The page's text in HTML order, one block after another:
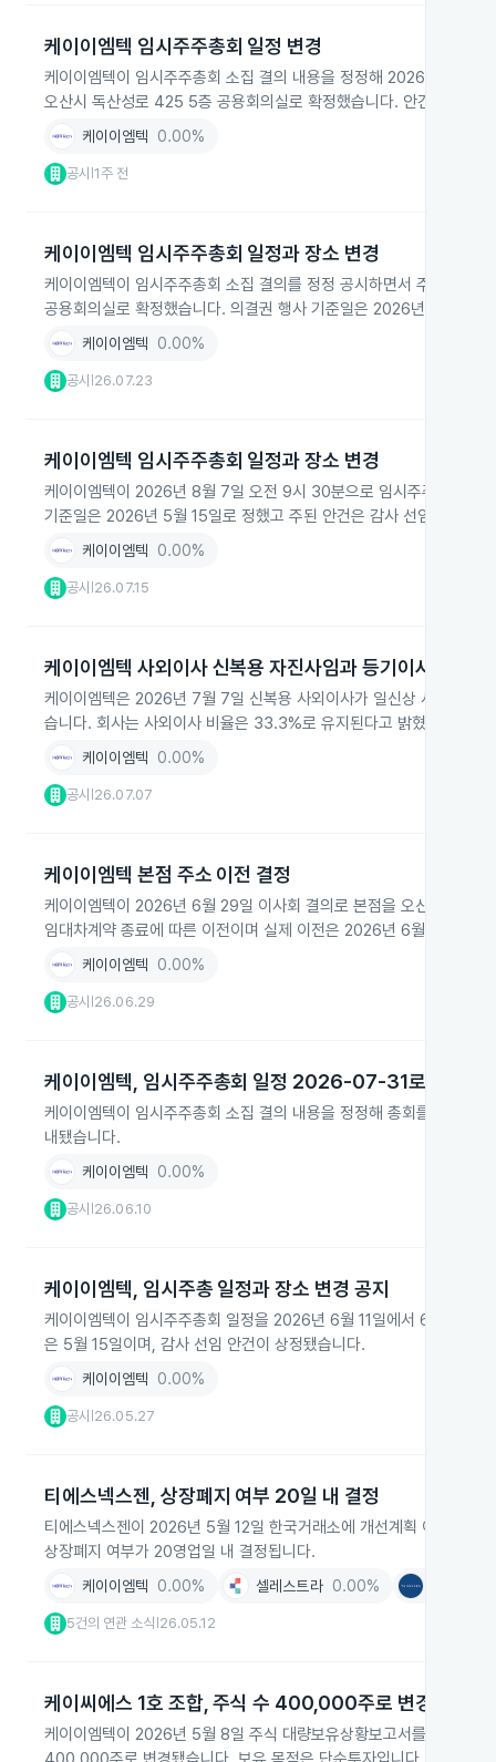
케이이엠텍 임시주주총회 일정 변경
케이이엠텍이 임시주주총회 소집 결의 내용을 정정해 2026년 9월
오산시 독산성로 425 5층 공용회의실로 확정했습니다. 안건은 감사
케이이엠텍 0.00%
공시 |1주 전
케이이엠텍 임시주주총회 일정과 장소 변경
케이이엠텍이 임시주주총회 소집 결의를 정정 공시하면서 주주총
공용회의실로 확정했습니다. 의결권 행사 기준일은 2026년 5월 15일
케이이엠텍 0.00%
공시 26.07.23
케이이엠텍 임시주주총회 일정과 장소 변경
케이이엠텍이 2026년 8월 7일 오전 9시 30분으로 임시주주총회 일
기준일은 2026년 5월 15일로 정했고 주된 안건은 감사 선임이나 후
케이이엠텍 0.00%
공시 26.07.15
케이이엠텍 사외이사 신복용 자진사임과 등기이사 축소
케이이엠텍은 2026년 7월 7일 신복용 사외이사가 일신상 사유로 임
습니다. 회사는 사외이사 비율은 33.3%로 유지된다고 밝혔습니다.
케이이엠텍 0.00%
공시 26.07.07
케이이엠텍 본점 주소 이전 결정
케이이엠텍이 2026년 6월 29일 이사회 결의로 본점을 오산시 가장
임대차계약 종료에 따른 이전이며 실제 이전은 2026년 6월 30일에
케이이엠텍 0.00%
공시 26.06.29
케이이엠텍, 임시주주총회 일정 2026-07-31로 변경
케이이엠텍이 임시주주총회 소집 결의 내용을 정정해 총회를 2026
내됐습니다.
케이이엠텍 0.00%
공시 26.06.10
케이이엠텍, 임시주총 일정과 장소 변경 공지
케이이엠텍이 임시주주총회 일정을 2026년 6월 11일에서 6월 25일
은 5월 15일이며, 감사 선임 안건이 상정됐습니다.
케이이엠텍 0.00%
공시 26.05.27
티에스넥스젠, 상장폐지 여부 20일 내 결정
티에스넥스젠이 2026년 5월 12일 한국거래소에 개선계획 이행내역
상장폐지 여부가 20영업일 내 결정됩니다.
케이이엠텍 0.00% 셀레스트라 0.00%
5건의 연관 소식 26.05.12
케이씨에스 1호 조합, 주식 수 400,000주로 변경
케이이엠텍이 2026년 5월 8일 주식 대량보유상황보고서를 제출했